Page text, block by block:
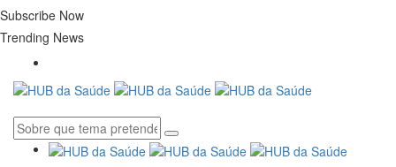
Subscribe Now
Trending News